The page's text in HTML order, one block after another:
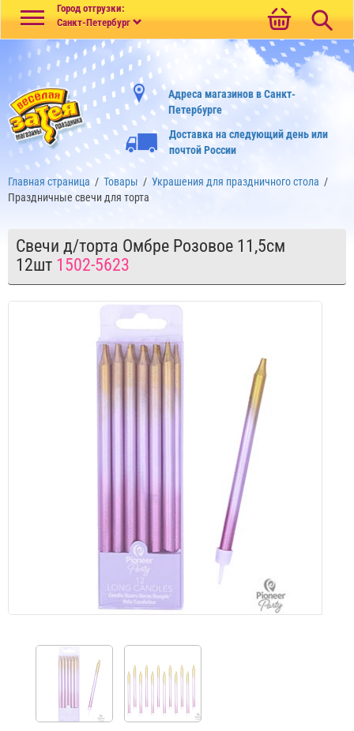
Город отгрузки:
Санкт-Петербург
Адреса магазинов в Санкт-
Петербурге
Доставка на следующий день или
почтой России
Главная страница / Товары / Украшения для праздничного стола /
Праздничные свечи для торта
Свечи д/торта Омбре Розовое 11,5см
12шт 1502-5623